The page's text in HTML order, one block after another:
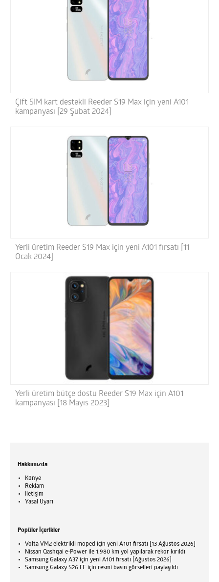
Çift SIM kart destekli Reeder S19 Max için yeni A101
kampanyası [29 Şubat 2024]
Yerli üretim Reeder S19 Max için yeni A101 fırsatı [11
Ocak 2024]
Yerli üretim bütçe dostu Reeder S19 Max için A101
kampanyası [18 Mayıs 2023]
Hakkımızda
Künye
Reklam
İletişim
Yasal Uyarı
Popüler İçerikler
Volta VM2 elektrikli moped için yeni A101 fırsatı [13 Ağustos 2026]
Nissan Qashqai e-Power ile 1.980 km yol yapılarak rekor kırıldı
Samsung Galaxy A37 için yeni A101 fırsatı [Ağustos 2026]
Samsung Galaxy S26 FE için resmi basın görselleri paylaşıldı